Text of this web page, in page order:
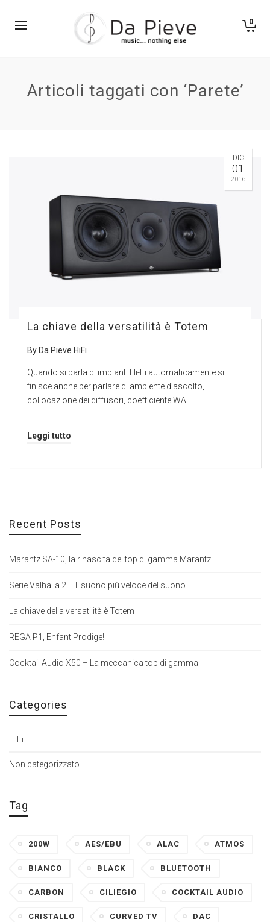
0
Articoli taggati con ‘Parete’
DIC
01
2016
La chiave della versatilità è Totem
By Da Pieve HiFi
Quando si parla di impianti Hi-Fi automaticamente si
finisce anche per parlare di ambiente d’ascolto,
collocazione dei diffusori, coefficiente WAF…
Leggi tutto
Recent Posts
Marantz SA-10, la rinascita del top di gamma Marantz
Serie Valhalla 2 – Il suono più veloce del suono
La chiave della versatilità è Totem
REGA P1, Enfant Prodige!
Cocktail Audio X50 – La meccanica top di gamma
Categories
HiFi
Non categorizzato
Tag
200W AES/EBU ALAC ATMOS
BIANCO BLACK BLUETOOTH
CARBON CILIEGIO COCKTAIL AUDIO
CRISTALLO CURVED TV DAC